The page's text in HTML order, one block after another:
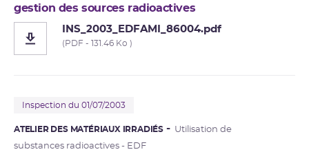
gestion des sources radioactives
INS_2003_EDFAMI_86004.pdf
(PDF - 131.46 Ko )
Inspection du 01/07/2003
ATELIER DES MATÉRIAUX IRRADIÉS
Utilisation de
substances radioactives - EDF